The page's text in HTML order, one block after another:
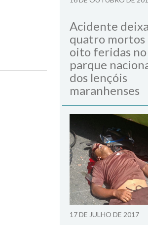
Acidente
quatro mortos
oito feridas no
parque
dos lençóis
maranhenses
17 DE JULHO DE 2017